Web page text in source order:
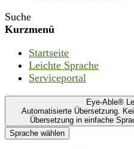
Suche
Kurzmenü
Startseite
Leichte Sprache
Serviceportal
Eye-Able®
Automatisierte Übersetzung.
Übersetzung in einfache
Sprache wählen